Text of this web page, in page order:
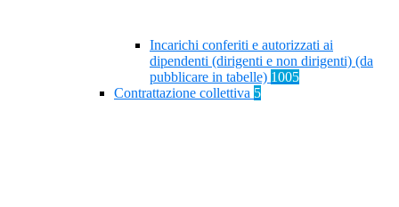
Incarichi conferiti e autorizzati ai
dipendenti (dirigenti e non dirigenti) (da
pubblicare in tabelle) 1005
Contrattazione collettiva 5